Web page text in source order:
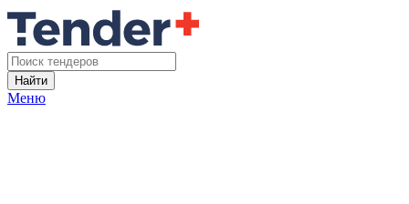
Найти
Меню